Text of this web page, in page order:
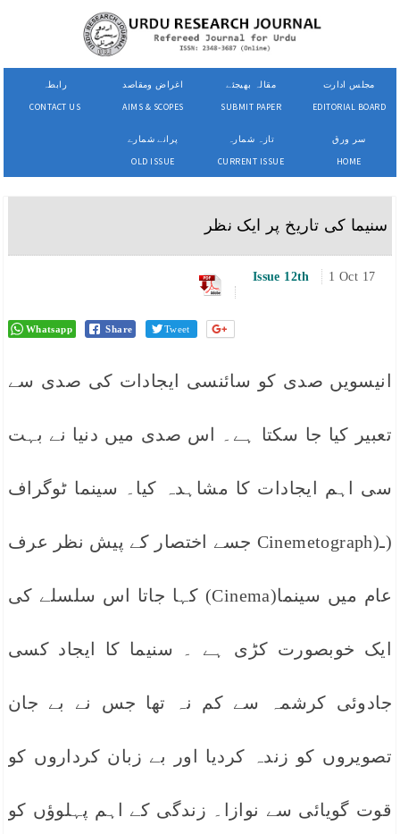
رابطہ
CONTACT US
اغراض ومقاصد
AIMS & SCOPES
مقالہ بھیجئے
SUBMIT PAPER
مجلس ادارت
EDITORIAL BOARD
پرانے شمارے
OLD ISSUE
تازہ شمارہ
CURRENT ISSUE
سر ورق
HOME
سنیما کی تاریخ پر ایک نظر
Issue 12th 1 Oct 17
Whatsapp Share Tweet
انیسویں صدی کو سائنسی ایجادات کی صدی سے
تعبیر کیا جا سکتا ہے۔ اس صدی میں دنیا نے بہت
سی اہم ایجادات کا مشاہدہ کیا۔ سینما ٹوگراف
(ـ(Cinemetograph جسے اختصار کے پیش نظر عرف
عام میں سینما(Cinema) کہا جاتا اس سلسلے کی
ایک خوبصورت کڑی ہے ۔ سنیما کا ایجاد کسی
جادوئی کرشمہ سے کم نہ تھا جس نے بے جان
تصویروں کو زندہ کردیا اور بے زبان کرداروں کو
قوت گویائی سے نوازا۔ زندگی کے اہم پہلوؤں کو